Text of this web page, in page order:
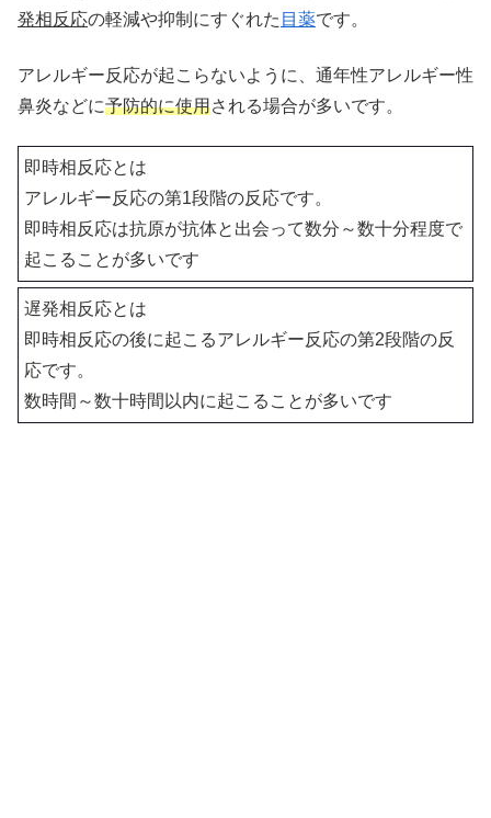
発相反応の軽減や抑制にすぐれた 目薬です。
アレルギー反応が起こらないように、通年性アレルギー性
鼻炎などに予防的に使用される場合が多いです。
即時相反応とは
アレルギー反応の第1段階の反応です。
即時相反応は抗原が抗体と出会って数分～数十分程度で
起こることが多いです
遅発相反応とは
即時相反応の後に起こるアレルギー反応の第2段階の反
応です。
数時間～数十時間以内に起こることが多いです